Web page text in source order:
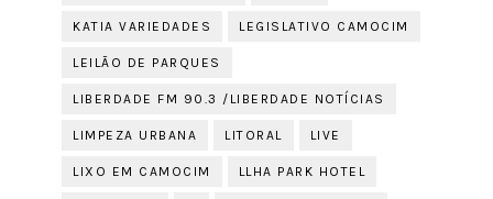
KATIA VARIEDADES LEGISLATIVO CAMOCIM
LEILÃO DE PARQUES
LIBERDADE FM 90.3 /LIBERDADE NOTÍCIAS
LIMPEZA URBANA LITORAL LIVE
LIXO EM CAMOCIM LLHA PARK HOTEL